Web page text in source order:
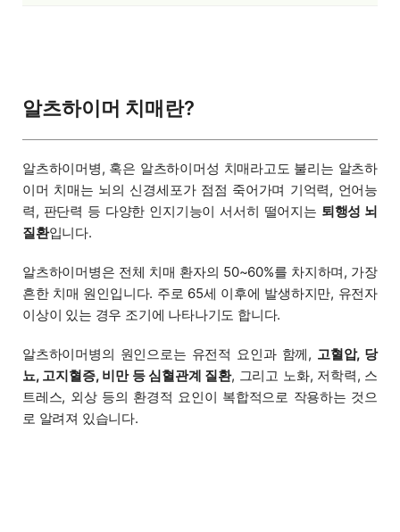
알츠하이머 치매란?
알츠하이머병, 혹은 알츠하이머성 치매라고도 불리는 알츠하
이머 치매는 뇌의 신경세포가 점점 죽어가며 기억력, 언어능
력, 판단력 등 다양한 인지기능이 서서히 떨어지는 퇴행성 뇌
질환입니다.
알츠하이머병은 전체 치매 환자의 50~60%를 차지하며, 가장
흔한 치매 원인입니다. 주로 65세 이후에 발생하지만, 유전자
이상이 있는 경우 조기에 나타나기도 합니다.
알츠하이머병의 원인으로는 유전적 요인과 함께, 고혈압, 당
뇨, 고지혈증, 비만 등 심혈관계 질환, 그리고 노화, 저학력, 스
트레스, 외상 등의 환경적 요인이 복합적으로 작용하는 것으
로 알려져 있습니다.